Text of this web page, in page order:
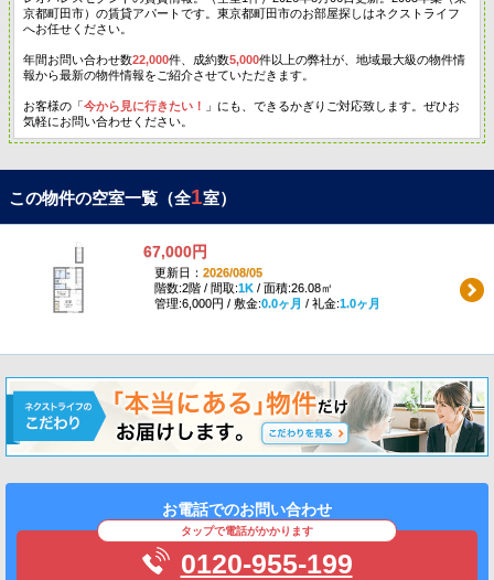
京都町田市）の賃貸アパートです。東京都町田市のお部屋探しはネクストライフ
へお任せください。
年間お問い合わせ数22,000件、成約数5,000件以上の弊社が、地域最大級の物件情
報から最新の物件情報をご紹介させていただきます。
お客様の「今から見に行きたい！
」にも、できるかぎりご対応致します。ぜひお
気軽にお問い合わせください。
この物件の空室一覧（全1室）
67,000円
更新日： 2026/08/05
階数:2階 / 間取:1K/ 面積:26.08㎡
管理:6,000円 / 敷金:0.0ヶ月 / 礼金:1.0ヶ月
お電話でのお問い合わせ
タップで電話がかかります
0120-955-199